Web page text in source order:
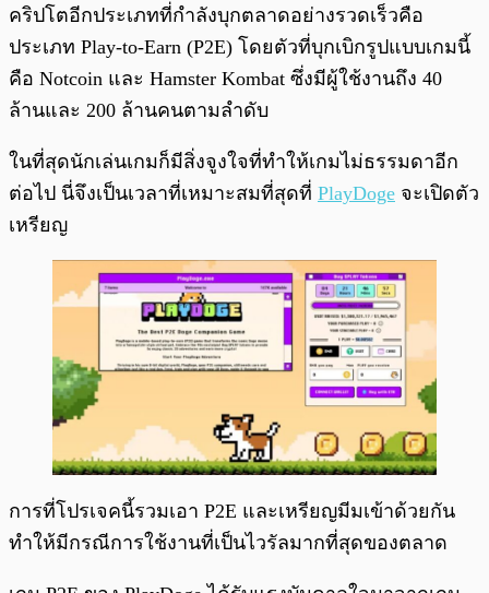
คริปโตอีกประเภทที่กำลังบุกตลาดอย่างรวดเร็วคือ
ประเภท Play-to-Earn (P2E) โดยตัวที่บุกเบิกรูปแบบเกมนี้
คือ Notcoin และ Hamster Kombat ซึ่งมีผู้ใช้งานถึง 40
ล้านและ 200 ล้านคนตามลำดับ
ในที่สุดนักเล่นเกมก็มีสิ่งจูงใจที่ทำให้เกมไม่ธรรมดาอีก
ต่อไป นี่จึงเป็นเวลาที่เหมาะสมที่สุดที่ PlayDoge จะเปิดตัว
เหรียญ
การที่โปรเจคนี้รวมเอา P2E และเหรียญมีมเข้าด้วยกัน
ทำให้มีกรณีการใช้งานที่เป็นไวรัลมากที่สุดของตลาด